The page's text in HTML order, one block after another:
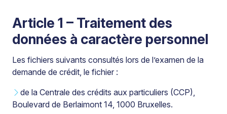
Article 1 – Traitement des
données à caractère personnel
Les fichiers suivants consultés lors de l’examen de la
demande de crédit, le fichier :
de la Centrale des crédits aux particuliers (CCP),
Boulevard de Berlaimont 14, 1000 Bruxelles.